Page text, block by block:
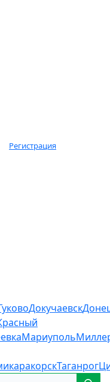
Регистрация
Докучаевск
Мариуполь
Таганрог